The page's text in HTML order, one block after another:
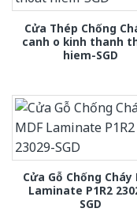
Cửa Thép Chống
canh o kinh thanh
hiem-SGD
Cửa Gỗ Chống Cháy
Laminate P1R2
SGD